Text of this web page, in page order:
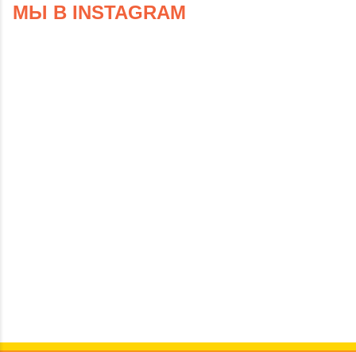
МЫ В INSTAGRAM